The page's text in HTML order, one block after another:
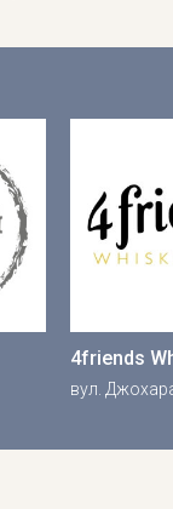
4friends
вул.